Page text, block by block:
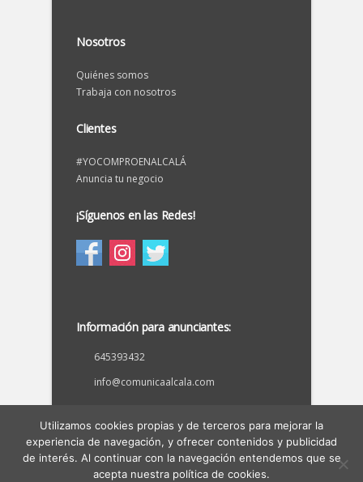
Nosotros
Quiénes somos
Trabaja con nosotros
Clientes
#YOCOMPROENALCALÁ
Anuncia tu negocio
¡Síguenos en las Redes!
Información para anunciantes:
645393432
info@comunicaalcala.com
© EnAlcaládeGuadaíra.com(Directorio de
empresas de Alcalá de Guadaíra).
Utilizamos cookies propias y de terceros para mejorar la
experiencia de navegación, y ofrecer contenidos y publicidad
de interés. Al continuar con la navegación entendemos que se
acepta nuestra política de cookies.